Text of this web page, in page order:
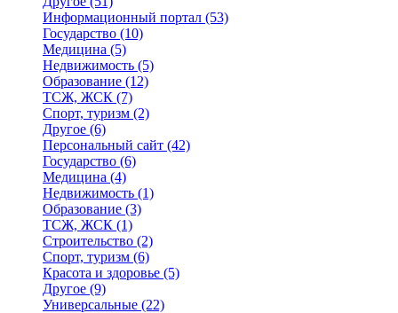
Информационный портал (53)
Государство (10)
Медицина (5)
Недвижимость (5)
Образование (12)
ТСЖ, ЖСК (7)
Спорт, туризм (2)
Другое (6)
Персональный сайт (42)
Государство (6)
Медицина (4)
Недвижимость (1)
Образование (3)
ТСЖ, ЖСК (1)
Строительство (2)
Спорт, туризм (6)
Красота и здоровье (5)
Другое (9)
Универсальные (22)